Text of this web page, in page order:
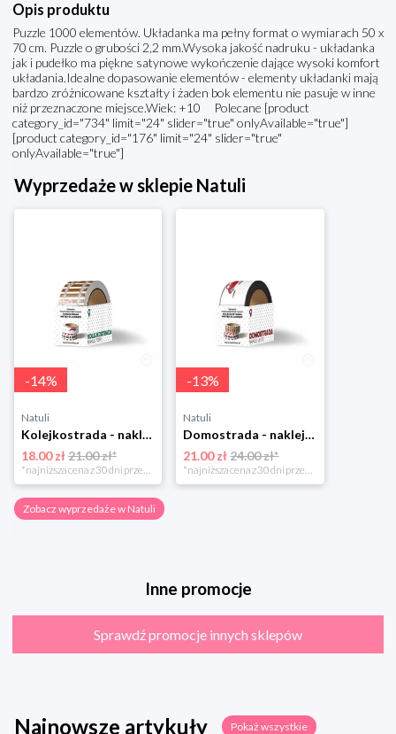
Opis produktu
Puzzle 1000 elementów. Układanka ma pełny format o wymiarach 50 x
70 cm. Puzzle o grubości 2,2 mm.Wysoka jakość nadruku - układanka
jak i pudełko ma piękne satynowe wykończenie dające wysoki komfort
układania.Idealne dopasowanie elementów - elementy układanki mają
bardzo zróżnicowane kształty i żaden bok elementu nie pasuje w inne
niż przeznaczone miejsce.Wiek: +10 Polecane [product
category_id="734" limit="24" slider="true" onlyAvailable="true"]
[product category_id="176" limit="24" slider="true"
onlyAvailable="true"]
Wyprzedaże w sklepie Natuli
-14%
Natuli
Kolejkostrada - naklejaj tory Zuzutoys
18.00 zł21.00 zł*
*najniższa cena z 30 dni przed obniżką
-13%
Natuli
Domostrada - naklejaj ulice Zuzutoys
21.00 zł 24.00 zł*
*najniższa cena z 30 dni przed obniżką
Zobacz wyprzedaże w Natuli
Inne promocje
Sprawdź promocje innych sklepów
Najnowsze artykuły Pokaż wszystkie